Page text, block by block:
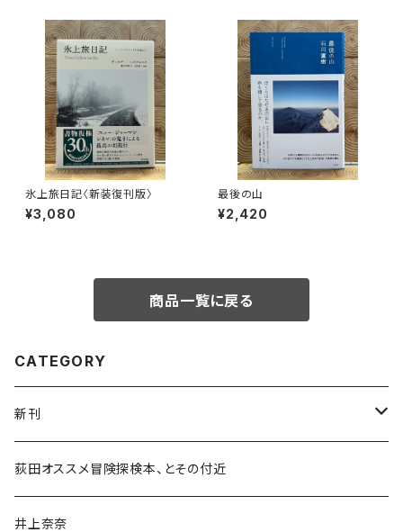
氷上旅日記〈新装復刊版〉
¥3,080
最後の山
¥2,420
商品一覧に戻る
CATEGORY
新刊
和書
文学・小説・物語
荻田オススメ冒険探検本、とその付近
井上奈奈